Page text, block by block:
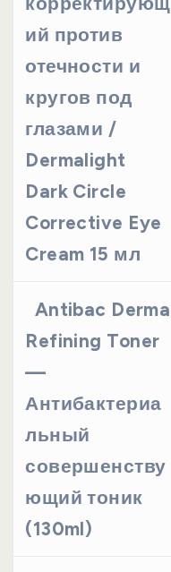
ий против
отечности и
кругов под
глазами /
Dermalight
Dark Circle
Corrective Eye
Cream 15 мл
Antibac Derma
Refining Toner
—
Антибактериа
льный
совершенству
ющий тоник
(130ml)